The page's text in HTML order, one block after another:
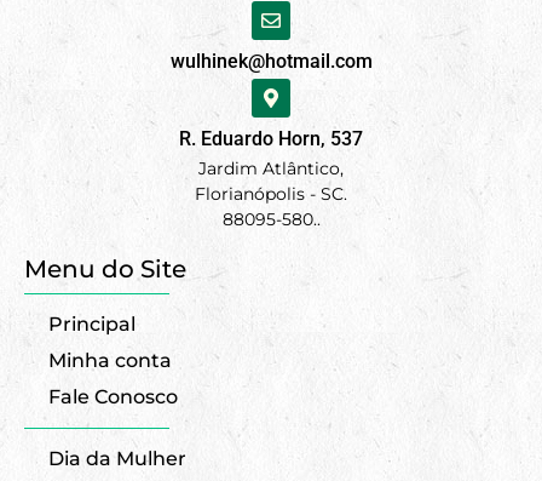
wulhinek@hotmail.com
R. Eduardo Horn, 537
Jardim Atlântico,
Florianópolis - SC.
88095-580..
Menu do Site
Principal
Minha conta
Fale Conosco
Dia da Mulher